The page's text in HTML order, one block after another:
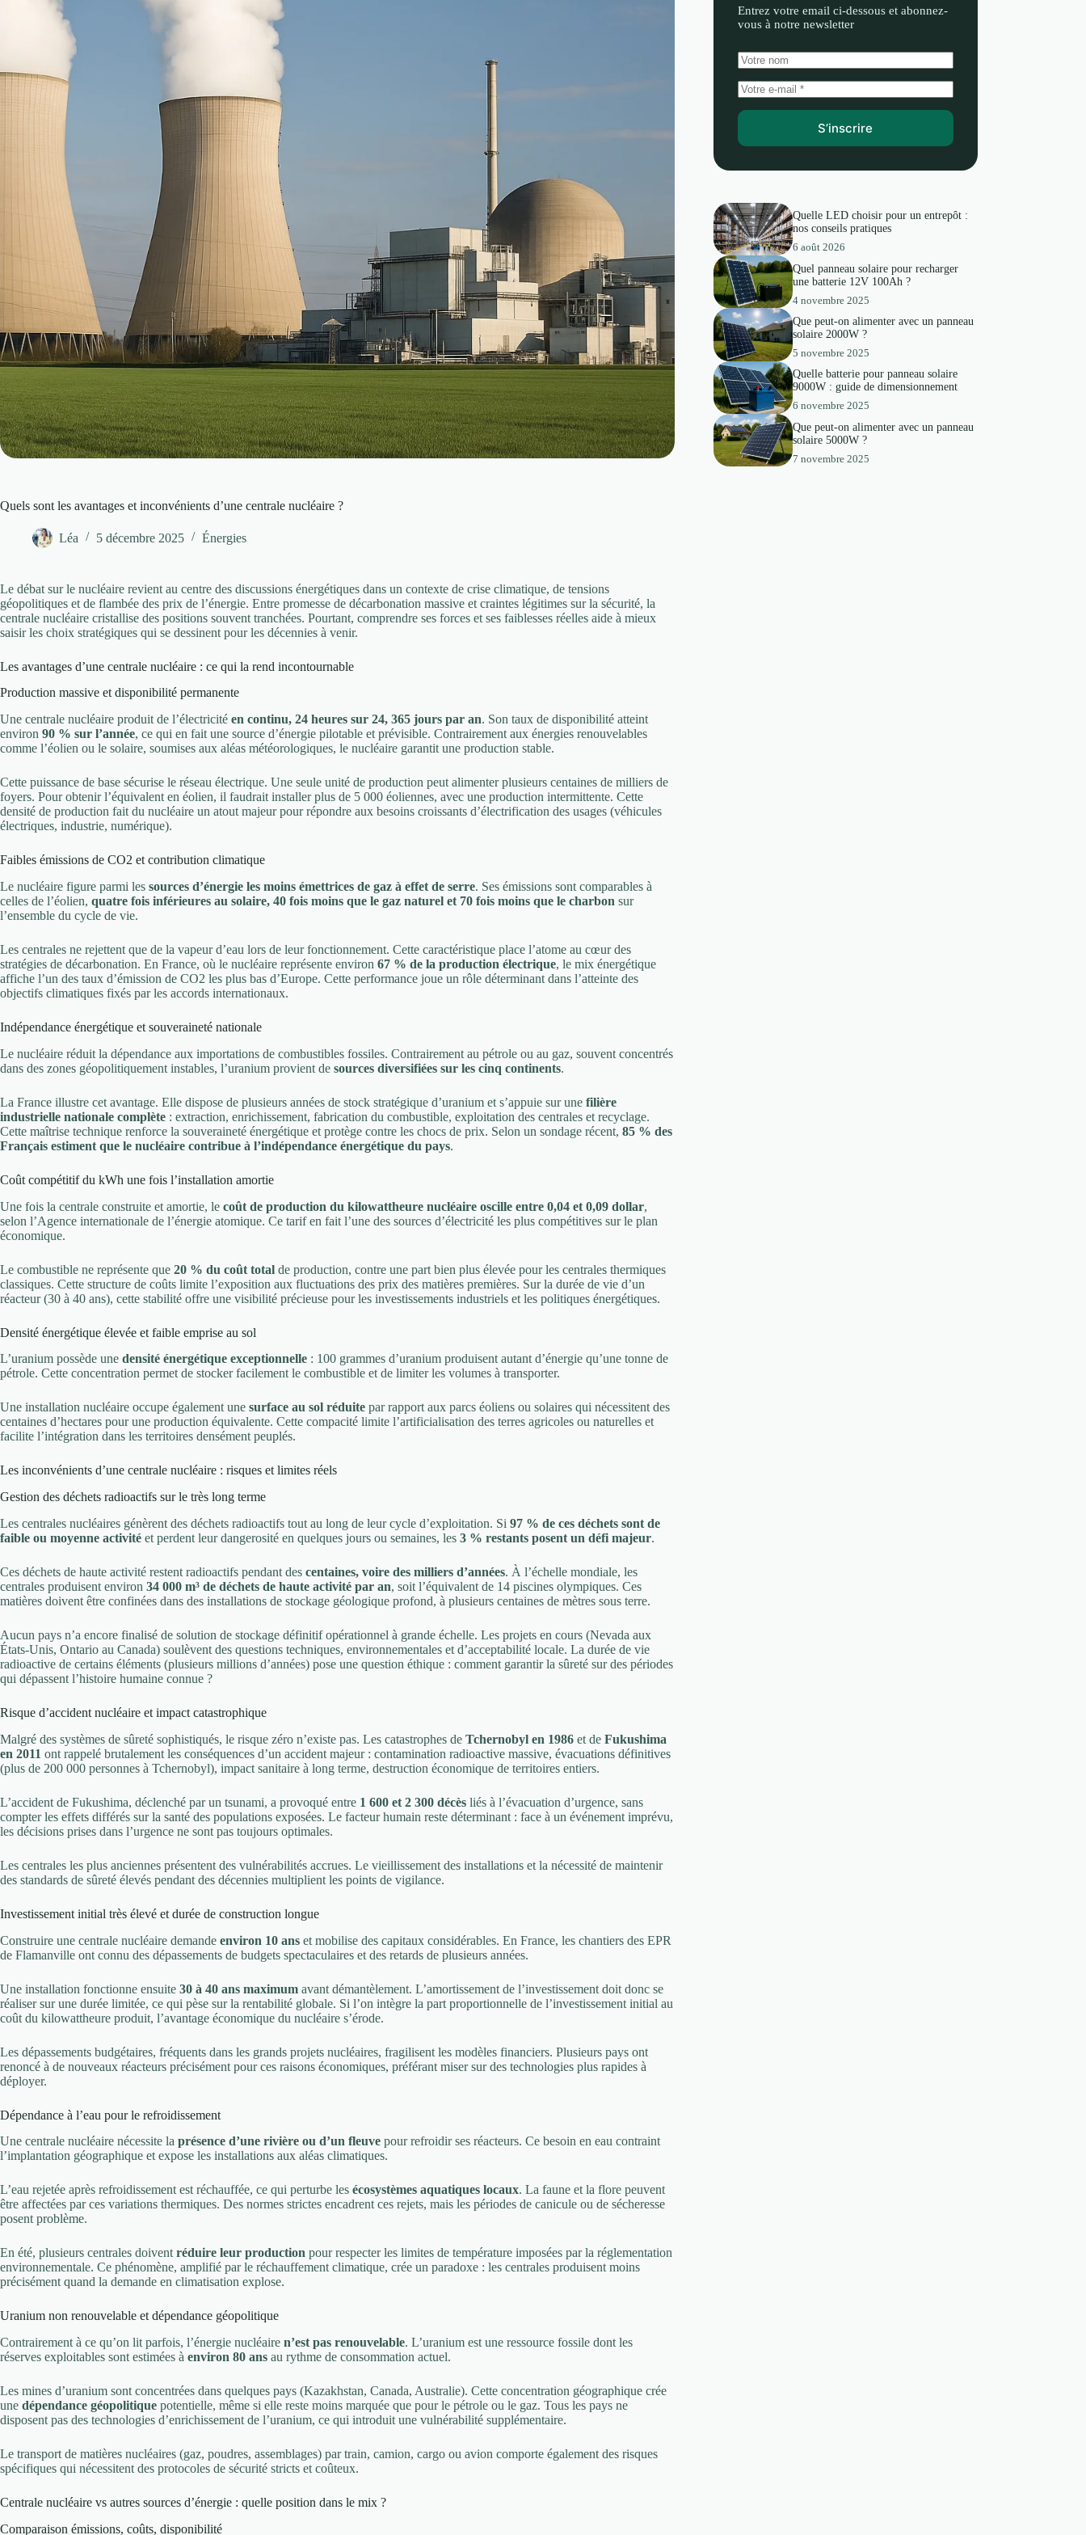
Quels sont les avantages et inconvénients d’une centrale nucléaire ?
Léa 5 décembre 2025 Énergies
Le débat sur le nucléaire revient au centre des discussions énergétiques dans un contexte de crise climatique, de tensions
géopolitiques et de flambée des prix de l’énergie. Entre promesse de décarbonation massive et craintes légitimes sur la sécurité, la
centrale nucléaire cristallise des positions souvent tranchées. Pourtant, comprendre ses forces et ses faiblesses réelles aide à mieux
saisir les choix stratégiques qui se dessinent pour les décennies à venir.
Les avantages d’une centrale nucléaire : ce qui la rend incontournable
Production massive et disponibilité permanente
Une centrale nucléaire produit de l’électricité en continu, 24 heures sur 24, 365 jours par an. Son taux de disponibilité atteint
environ 90 % sur l’année, ce qui en fait une source d’énergie pilotable et prévisible. Contrairement aux énergies renouvelables
comme l’éolien ou le solaire, soumises aux aléas météorologiques, le nucléaire garantit une production stable.
Cette puissance de base sécurise le réseau électrique. Une seule unité de production peut alimenter plusieurs centaines de milliers de
foyers. Pour obtenir l’équivalent en éolien, il faudrait installer plus de 5 000 éoliennes, avec une production intermittente. Cette
densité de production fait du nucléaire un atout majeur pour répondre aux besoins croissants d’électrification des usages (véhicules
électriques, industrie, numérique).
Faibles émissions de CO2 et contribution climatique
Le nucléaire figure parmi les sources d’énergie les moins émettrices de gaz à effet de serre. Ses émissions sont comparables à
celles de l’éolien, quatre fois inférieures au solaire, 40 fois moins que le gaz naturel et 70 fois moins que le charbon sur
l’ensemble du cycle de vie.
Les centrales ne rejettent que de la vapeur d’eau lors de leur fonctionnement. Cette caractéristique place l’atome au cœur des
stratégies de décarbonation. En France, où le nucléaire représente environ 67 % de la production électrique, le mix énergétique
affiche l’un des taux d’émission de CO2 les plus bas d’Europe. Cette performance joue un rôle déterminant dans l’atteinte des
objectifs climatiques fixés par les accords internationaux.
Indépendance énergétique et souveraineté nationale
Le nucléaire réduit la dépendance aux importations de combustibles fossiles. Contrairement au pétrole ou au gaz, souvent concentrés
dans des zones géopolitiquement instables, l’uranium provient de sources diversifiées sur les cinq continents.
La France illustre cet avantage. Elle dispose de plusieurs années de stock stratégique d’uranium et s’appuie sur une filière
industrielle nationale complète : extraction, enrichissement, fabrication du combustible, exploitation des centrales et recyclage.
Cette maîtrise technique renforce la souveraineté énergétique et protège contre les chocs de prix. Selon un sondage récent, 85 % des
Français estiment que le nucléaire contribue à l’indépendance énergétique du pays.
Coût compétitif du kWh une fois l’installation amortie
Une fois la centrale construite et amortie, le coût de production du kilowattheure nucléaire oscille entre 0,04 et 0,09 dollar,
selon l’Agence internationale de l’énergie atomique. Ce tarif en fait l’une des sources d’électricité les plus compétitives sur le plan
économique.
Le combustible ne représente que 20 % du coût total de production, contre une part bien plus élevée pour les centrales thermiques
classiques. Cette structure de coûts limite l’exposition aux fluctuations des prix des matières premières. Sur la durée de vie d’un
réacteur (30 à 40 ans), cette stabilité offre une visibilité précieuse pour les investissements industriels et les politiques énergétiques.
Densité énergétique élevée et faible emprise au sol
L’uranium possède une densité énergétique exceptionnelle : 100 grammes d’uranium produisent autant d’énergie qu’une tonne de
pétrole. Cette concentration permet de stocker facilement le combustible et de limiter les volumes à transporter.
Une installation nucléaire occupe également une surface au sol réduite par rapport aux parcs éoliens ou solaires qui nécessitent des
centaines d’hectares pour une production équivalente. Cette compacité limite l’artificialisation des terres agricoles ou naturelles et
facilite l’intégration dans les territoires densément peuplés.
Les inconvénients d’une centrale nucléaire : risques et limites réels
Gestion des déchets radioactifs sur le très long terme
Les centrales nucléaires génèrent des déchets radioactifs tout au long de leur cycle d’exploitation. Si 97 % de ces déchets sont de
faible ou moyenne activité et perdent leur dangerosité en quelques jours ou semaines, les 3 % restants posent un défi majeur.
Ces déchets de haute activité restent radioactifs pendant des centaines, voire des milliers d’années. À l’échelle mondiale, les
centrales produisent environ 34 000 m³ de déchets de haute activité par an, soit l’équivalent de 14 piscines olympiques. Ces
matières doivent être confinées dans des installations de stockage géologique profond, à plusieurs centaines de mètres sous terre.
Aucun pays n’a encore finalisé de solution de stockage définitif opérationnel à grande échelle. Les projets en cours (Nevada aux
États-Unis, Ontario au Canada) soulèvent des questions techniques, environnementales et d’acceptabilité locale. La durée de vie
radioactive de certains éléments (plusieurs millions d’années) pose une question éthique : comment garantir la sûreté sur des périodes
qui dépassent l’histoire humaine connue ?
Risque d’accident nucléaire et impact catastrophique
Malgré des systèmes de sûreté sophistiqués, le risque zéro n’existe pas. Les catastrophes de Tchernobyl en 1986 et de Fukushima
en 2011 ont rappelé brutalement les conséquences d’un accident majeur : contamination radioactive massive, évacuations définitives
(plus de 200 000 personnes à Tchernobyl), impact sanitaire à long terme, destruction économique de territoires entiers.
L’accident de Fukushima, déclenché par un tsunami, a provoqué entre 1 600 et 2 300 décès liés à l’évacuation d’urgence, sans
compter les effets différés sur la santé des populations exposées. Le facteur humain reste déterminant : face à un événement imprévu,
les décisions prises dans l’urgence ne sont pas toujours optimales.
Les centrales les plus anciennes présentent des vulnérabilités accrues. Le vieillissement des installations et la nécessité de maintenir
des standards de sûreté élevés pendant des décennies multiplient les points de vigilance.
Investissement initial très élevé et durée de construction longue
Construire une centrale nucléaire demande environ 10 ans et mobilise des capitaux considérables. En France, les chantiers des EPR
de Flamanville ont connu des dépassements de budgets spectaculaires et des retards de plusieurs années.
Une installation fonctionne ensuite 30 à 40 ans maximum avant démantèlement. L’amortissement de l’investissement doit donc se
réaliser sur une durée limitée, ce qui pèse sur la rentabilité globale. Si l’on intègre la part proportionnelle de l’investissement initial au
coût du kilowattheure produit, l’avantage économique du nucléaire s’érode.
Les dépassements budgétaires, fréquents dans les grands projets nucléaires, fragilisent les modèles financiers. Plusieurs pays ont
renoncé à de nouveaux réacteurs précisément pour ces raisons économiques, préférant miser sur des technologies plus rapides à
déployer.
Dépendance à l’eau pour le refroidissement
Une centrale nucléaire nécessite la présence d’une rivière ou d’un fleuve pour refroidir ses réacteurs. Ce besoin en eau contraint
l’implantation géographique et expose les installations aux aléas climatiques.
L’eau rejetée après refroidissement est réchauffée, ce qui perturbe les écosystèmes aquatiques locaux. La faune et la flore peuvent
être affectées par ces variations thermiques. Des normes strictes encadrent ces rejets, mais les périodes de canicule ou de sécheresse
posent problème.
En été, plusieurs centrales doiventréduire leur production pour respecter les limites de température imposées par la réglementation
environnementale. Ce phénomène, amplifié par le réchauffement climatique, crée un paradoxe : les centrales produisent moins
précisément quand la demande en climatisation explose.
Uranium non renouvelable et dépendance géopolitique
Contrairement à ce qu’on lit parfois, l’énergie nucléaire n’est pas renouvelable. L’uranium est une ressource fossile dont les
réserves exploitables sont estimées à environ 80 ans au rythme de consommation actuel.
Les mines d’uranium sont concentrées dans quelques pays (Kazakhstan, Canada, Australie). Cette concentration géographique crée
une dépendance géopolitique potentielle, même si elle reste moins marquée que pour le pétrole ou le gaz. Tous les pays ne
disposent pas des technologies d’enrichissement de l’uranium, ce qui introduit une vulnérabilité supplémentaire.
Le transport de matières nucléaires (gaz, poudres, assemblages) par train, camion, cargo ou avion comporte également des risques
spécifiques qui nécessitent des protocoles de sécurité stricts et coûteux.
Centrale nucléaire vs autres sources d’énergie : quelle position dans le mix ?
Comparaison émissions, coûts, disponibilité
Entrez votre email ci-dessous et abonnez-
vous à notre newsletter
S’inscrire
Quelle LED choisir pour un entrepôt :
nos conseils pratiques
6 août 2026
Quel panneau solaire pour recharger
une batterie 12V 100Ah ?
4 novembre 2025
Que peut-on alimenter avec un panneau
solaire 2000W ?
5 novembre 2025
Quelle batterie pour panneau solaire
9000W : guide de dimensionnement
6 novembre 2025
Que peut-on alimenter avec un panneau
solaire 5000W ?
7 novembre 2025